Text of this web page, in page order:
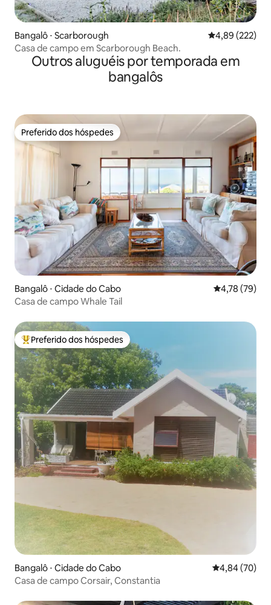
Bangalô ⋅ Scarborough 4,89 de uma
4,89 (222)
Casa de campo em Scarborough Beach.
Outros aluguéis por temporada em
bangalôs
Preferido dos hóspedes
Preferido dos hóspedes
Bangalô ⋅ Cidade do Cabo 4,78 de uma
4,78 (79)
Casa de campo Whale Tail
Entre os melhores preferidos dos hóspedes
Preferido dos hóspedes
Bangalô ⋅ Cidade do Cabo 4,84 de uma
4,84 (70)
Casa de campo Corsair, Constantia